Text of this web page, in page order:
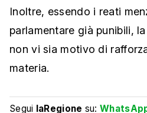
Inoltre, essendo i reati
parlamentare già punibili,
non vi sia motivo di
materia.
Segui laRegione su: